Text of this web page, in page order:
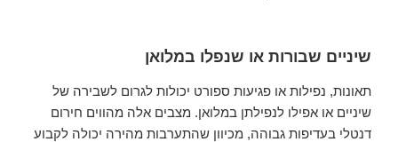
שיניים שבורות או שנפלו במלואן
תאונות, נפילות או פגיעות ספורט יכולות לגרום לשבירה של
שיניים או אפילו לנפילתן במלואן. מצבים אלה מהווים חירום
דנטלי בעדיפות גבוהה, מכיוון שהתערבות מהירה יכולה לקבוע